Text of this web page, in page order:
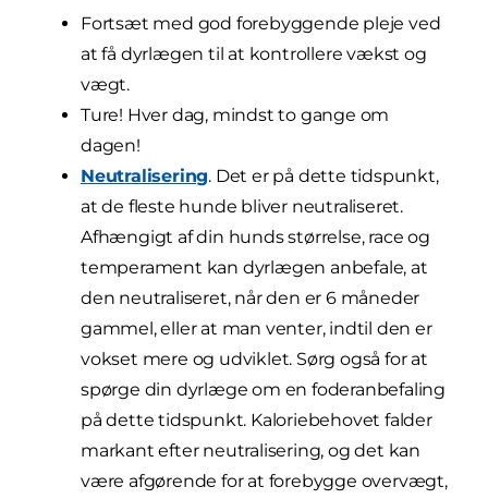
Fortsæt med god forebyggende pleje ved
at få dyrlægen til at kontrollere vækst og
vægt.
Ture! Hver dag, mindst to gange om
dagen!
Neutralisering. Det er på dette tidspunkt,
at de fleste hunde bliver neutraliseret.
Afhængigt af din hunds størrelse, race og
temperament kan dyrlægen anbefale, at
den neutraliseret, når den er 6 måneder
gammel, eller at man venter, indtil den er
vokset mere og udviklet. Sørg også for at
spørge din dyrlæge om en foderanbefaling
på dette tidspunkt. Kaloriebehovet falder
markant efter neutralisering, og det kan
være afgørende for at forebygge overvægt,